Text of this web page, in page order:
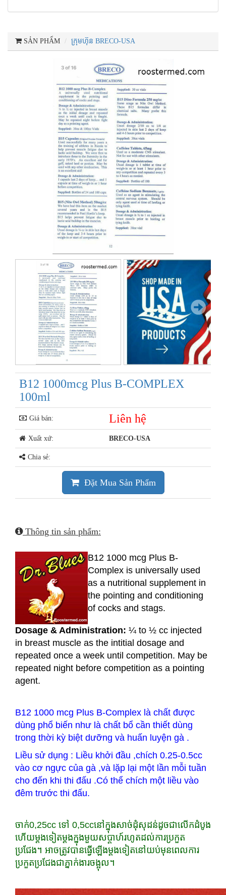
SẢN PHẨM ក្រុមហ៊ុន BRECO-USA
Next
B12 1000mcg Plus B-COMPLEX
100ml
Giá bán: Liên hệ
Xuất xứ: BRECO-USA
Chia sẻ:
Đặt Mua Sản Phẩm
Thông tin sản phẩm:
B12 1000 mcg Plus B-
Complex is universally used
as a nutritional supplement in
the pointing and conditioning
of cocks and stags.
Dosage & Administration: ¼ to ½ cc injected
in breast muscle as the intitial dosage and
repeated once a week until competition. May be
repeated night before competition as a pointing
agent.
B12 1000 mcg Plus B-Complex là chất được
dùng phổ biến như là chất bổ cần thiết dùng
trong thời kỳ biệt dưỡng và huấn luyện gà .
Liều sử dụng : Liều khởi đầu ,chích 0.25-0.5cc
vào cơ ngực của gà ,và lặp lại một lần mỗi tuần
cho đến khi thi đấu .Có thể chích một liều vào
đêm trước thi đấu.
ចាក់0,25cc ទៅ 0,5ccនៅក្នុងសាច់ដុំសុដន់ដូចជាលើកដំបូង
ហើយម្តងទៀតម្តងក្នុងមួយសប្តាហ៍រហូតដល់ការប្រកួត
ប្រជែង។ អាចត្រូវបានធ្វើឡើងម្តងទៀតនៅយប់មុនពេលការ
ប្រកួតប្រជែងជាភ្នាក់ងារចង្អុល។